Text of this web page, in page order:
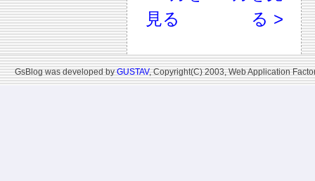
見る
る >
GsBlog was developed byGUSTAV, Copyright(C) 2003, Web Application